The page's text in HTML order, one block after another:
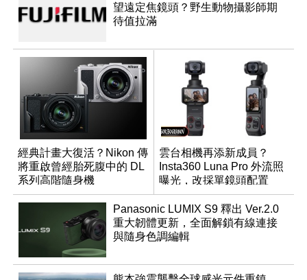
望遠定焦鏡頭？野生動物攝影師期
待值拉滿
經典計畫大復活？Nikon 傳
將重啟曾經胎死腹中的 DL
系列高階隨身機
雲台相機再添新成員？
Insta360 Luna Pro 外流照
曝光，改採單鏡頭配置
Panasonic LUMIX S9 釋出 Ver.2.0
重大韌體更新，全面解鎖有線連接
與隨身色調編輯